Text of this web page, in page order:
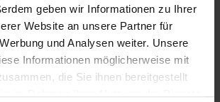
geben wir Informationen zu Ihrer
Website an unsere Partner für
und Analysen weiter. Unsere
Informationen möglicherweise mit
die Sie ihnen bereitgestellt
im Rahmen Ihrer Nutzung der Dienste